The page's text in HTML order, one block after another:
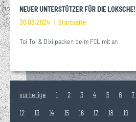
NEUER UNTERSTÜTZER FÜR DIE LOKSCHE!
30.03.2024
Startseite
Toi Toi & Dixi packen beim FCL mit an
vorherige 1 2 3 4 5 6 7
12 13 14 15 16 17 18 19